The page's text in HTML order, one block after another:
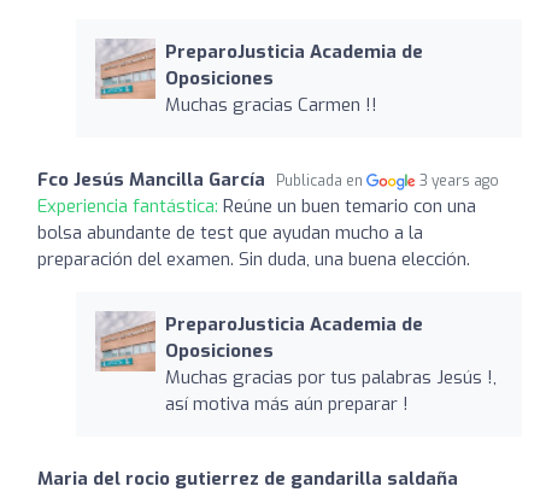
PreparoJusticia Academia de
Oposiciones
Muchas gracias Carmen !!
Fco Jesús Mancilla García Publicada en 3 years ago
Experiencia fantástica: Reúne un buen temario con una
bolsa abundante de test que ayudan mucho a la
preparación del examen. Sin duda, una buena elección.
PreparoJusticia Academia de
Oposiciones
Muchas gracias por tus palabras Jesús !,
así motiva más aún preparar !
Maria del rocio gutierrez de gandarilla saldaña